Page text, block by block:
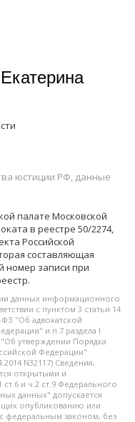
юстиции РФ, данные
палате Московской
в реестре 50/2274,
Российской
составляющая
номер записи при
данных информационного
с пунктом 3 статьи 14
ФЗ "Об адвокатской
и п.7 раздела I
"Об утверждении Порядка
Федерации"
N32117) Сведения,
открытыми и
и ч.2 ст.9 Федерального
данных" допускается
опубликованию или
федеральным законом, без